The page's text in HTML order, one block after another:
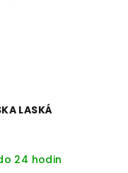
LASKÁ
24 hodin